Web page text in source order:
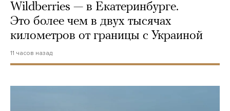
Wildberries — в Екатеринбурге.
Это более чем в двух тысячах
километров от границы с Украиной
11 часов назад